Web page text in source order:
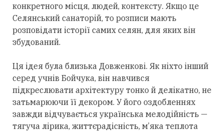
конкретного місця, людей, контексту. Якщо це
Селянський санаторій, то розписи мають
розповідати історії самих селян, для яких він
збудований.
Ця ідея була близька Довженкові. Як ніхто інший
серед учнів Бойчука, він навчився
підкреслювати архітектуру тонко й делікатно, не
затьмарюючи її декором. У його оздобленнях
завжди відчувається українська мелодійність —
тягуча лірика, життєрадісність, м’яка теплота